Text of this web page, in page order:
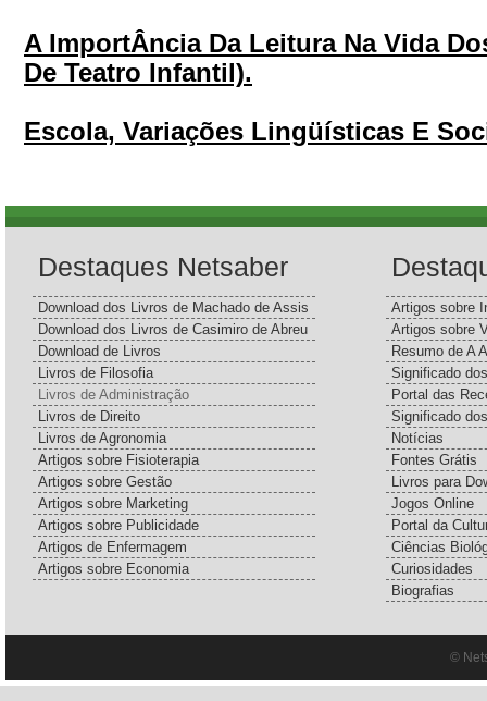
A ImportÂncia Da Leitura Na Vida
De Teatro Infantil).
Escola, Variações Lingüísticas E
Destaques Netsaber
Download dos Livros de Machado de Assis
Download dos Livros de Casimiro de Abreu
Download de Livros
Livros de Filosofia
Livros de Administração
Livros de Direito
Livros de Agronomia
Artigos sobre Fisioterapia
Artigos sobre Gestão
Artigos sobre Marketing
Artigos sobre Publicidade
Artigos de Enfermagem
Artigos sobre Economia
Artigos sobre
Artigos sobre
Resumo de A
Significado
Portal das
Significado
Notícias
Fontes Grátis
Livros para
Jogos Online
Portal da
Ciências
Curiosidades
Biografias
©